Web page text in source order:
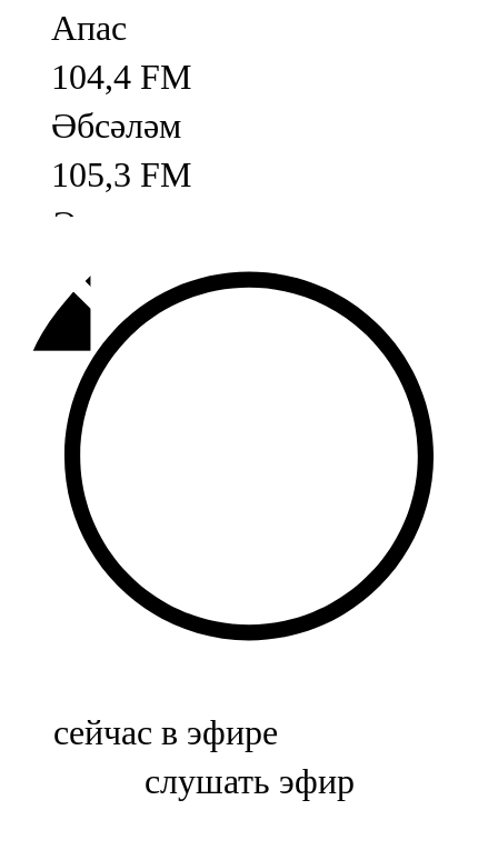
Апас
104,4 FM
Әбсәләм
105,3 FM
Әлмәт
92,9 FM
Базарлы матак
107,1 FM
Балык бистәсе
104,9 FM
Баулы
107,5 FM
Биләр
Болгар
сейчас в эфире
слушать эфир